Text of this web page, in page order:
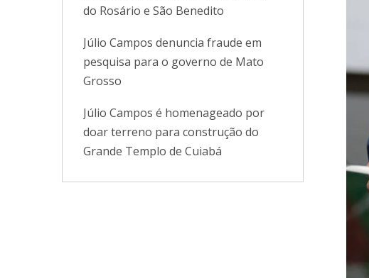
do Rosário e São Benedito
Júlio Campos denuncia fraude em
pesquisa para o governo de Mato
Grosso
Júlio Campos é homenageado por
doar terreno para construção do
Grande Templo de Cuiabá